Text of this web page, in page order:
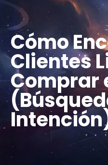
Cómo
Clientes
Comprar